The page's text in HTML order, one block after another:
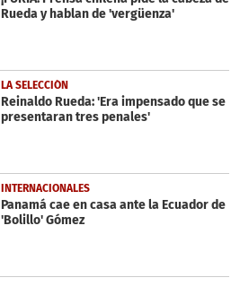
Rueda y hablan de 'vergüenza'
LA SELECCIÓN
Reinaldo Rueda: 'Era impensado que se
presentaran tres penales'
INTERNACIONALES
Panamá cae en casa ante la Ecuador de
'Bolillo' Gómez